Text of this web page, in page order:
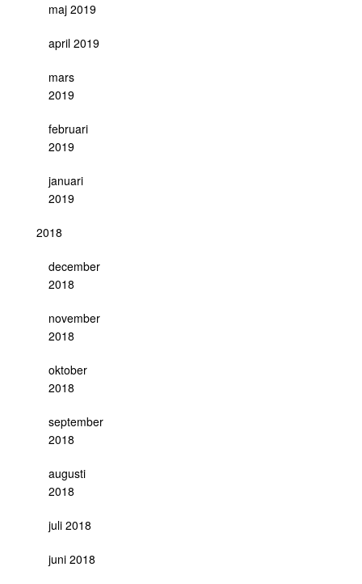
maj 2019
april 2019
mars
2019
februari
2019
januari
2019
2018
december
2018
november
2018
oktober
2018
september
2018
augusti
2018
juli 2018
juni 2018